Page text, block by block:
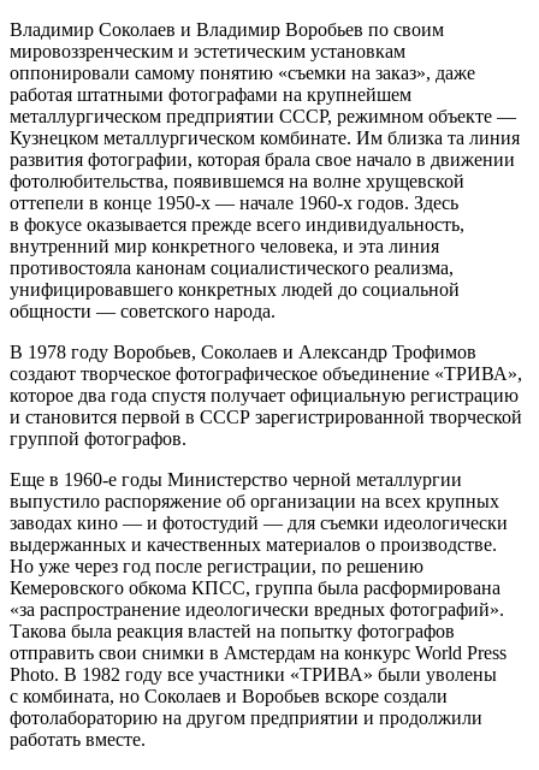
Владимир Соколаев и Владимир Воробьев по своим
мировоззренческим и эстетическим установкам
оппонировали самому понятию «съемки на заказ», даже
работая штатными фотографами на крупнейшем
металлургическом предприятии СССР, режимном объекте —
Кузнецком металлургическом комбинате. Им близка та линия
развития фотографии, которая брала свое начало в движении
фотолюбительства, появившемся на волне хрущевской
оттепели в конце 1950-х — начале 1960-х годов. Здесь
в фокусе оказывается прежде всего индивидуальность,
внутренний мир конкретного человека, и эта линия
противостояла канонам социалистического реализма,
унифицировавшего конкретных людей до социальной
общности — советского народа.
В 1978 году Воробьев, Соколаев и Александр Трофимов
создают творческое фотографическое объединение «ТРИВА»,
которое два года спустя получает официальную регистрацию
и становится первой в СССР зарегистрированной творческой
группой фотографов.
Еще в 1960-е годы Министерство черной металлургии
выпустило распоряжение об организации на всех крупных
заводах кино — и фотостудий — для съемки идеологически
выдержанных и качественных материалов о производстве.
Но уже через год после регистрации, по решению
Кемеровского обкома КПСС, группа была расформирована
«за распространение идеологически вредных фотографий».
Такова была реакция властей на попытку фотографов
отправить свои снимки в Амстердам на конкурс World Press
Photo. В 1982 году все участники «ТРИВА» были уволены
с комбината, но Соколаев и Воробьев вскоре создали
фотолабораторию на другом предприятии и продолжили
работать вместе.